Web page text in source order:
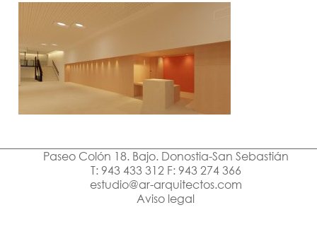
Paseo Colón 18. Bajo. Donostia-San Sebastián
T: 943 433 312 F: 943 274 366
estudio@ar-arquitectos.com
Aviso legal